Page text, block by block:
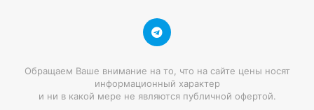
Обращаем Ваше внимание на то, что на сайте цены носят
информационный характер
и ни в какой мере не являются публичной офертой.